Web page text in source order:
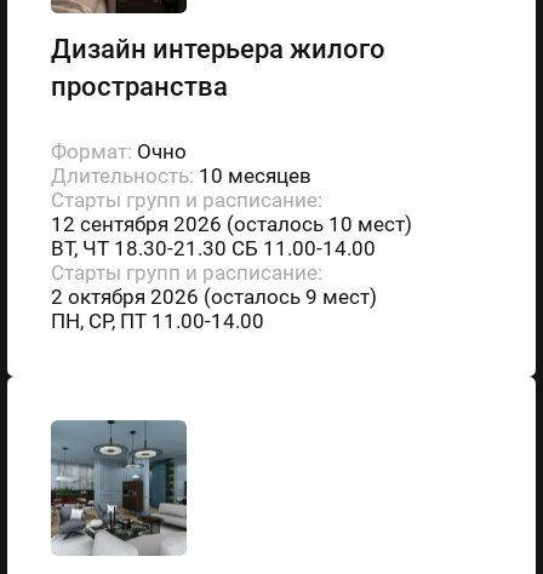
Дизайн интерьера жилого
пространства
Формат: Очно
Длительность: 10 месяцев
Старты групп и расписание:
12 сентября 2026 (осталось 10 мест)
ВТ, ЧТ 18.30-21.30 СБ 11.00-14.00
Старты групп и расписание:
2 октября 2026 (осталось 9 мест)
ПН, СР, ПТ 11.00-14.00